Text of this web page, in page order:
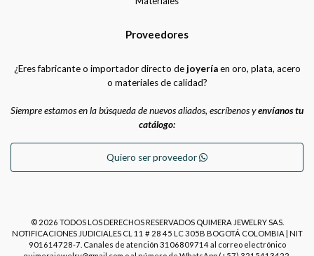
Proveedores
¿Eres fabricante o importador directo dejoyeríaen oro, plata, acero
o materiales de calidad?
Siempre estamos en la búsqueda de nuevos aliados, escríbenos yenvíanos tu
catálogo:
Quiero ser proveedor
© 2026 TODOS LOS DERECHOS RESERVADOS QUIMERA JEWELRY SAS.
NOTIFICACIONES JUDICIALES CL 11 # 28 45 LC 305B BOGOTÁ COLOMBIA | NIT
901614728-7. Canales de atención 3106809714 al correo electrónico